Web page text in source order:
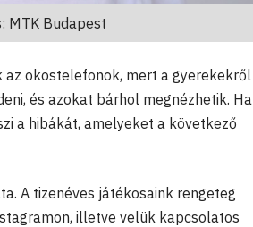
MTK Budapest
az okostelefonok, mert a gyerekekről
és azokat bárhol megnézhetik.
a hibákát, amelyeket a következő
A tizenéves játékosaink rengeteg
illetve velük kapcsolatos